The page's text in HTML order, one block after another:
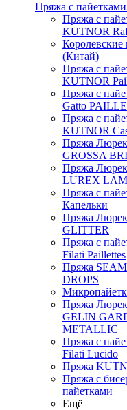
Пряжа с
Пряжа с
KUTNOR
Королевские
(Китай)
Пряжа с
KUTNOR
Пряжа с
Gatto
Пряжа с
KUTNOR
Пряжа
GROSSA
Пряжа
LUREX
Пряжа с
Капельки
Пряжа
GLITTER
Пряжа с
Filati Paillettes
Пряжа
DROPS
Пряжа
GELIN
METALLIC
Пряжа с
Filati Lucido
Пряжа
Пряжа с
пайетками
Ещё